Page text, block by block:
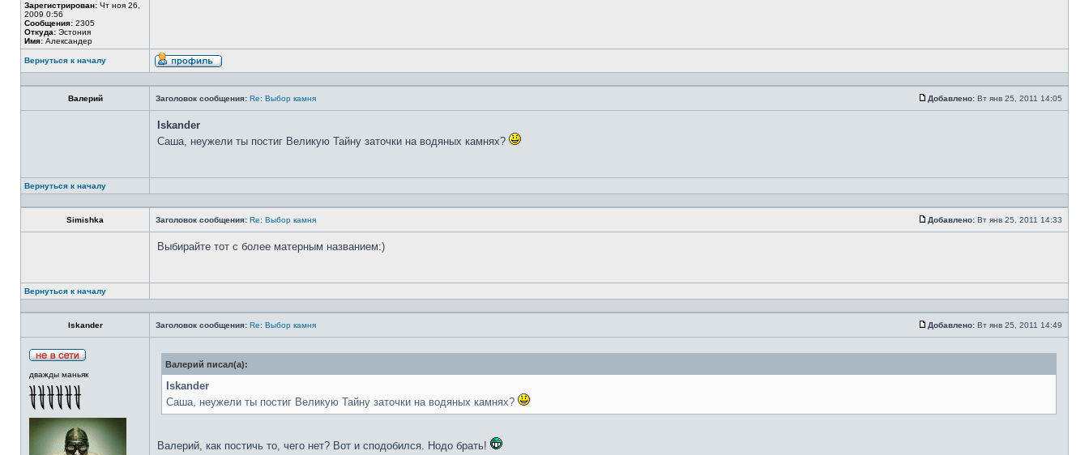
Зарегистрирован: Чт ноя 26,
2009 0:56
Сообщения: 2305
Откуда: Эстония
Имя: Александер
Вернуться к началу
Валерий Заголовок сообщения: Re: Выбор камня Добавлено: Вт янв 25, 2011 14:05
Iskander
Саша, неужели ты постиг Великую Тайну заточки на водяных камнях?
Вернуться к началу
Simishka Заголовок сообщения: Re: Выбор камня Добавлено: Вт янв 25, 2011 14:33
Выбирайте тот с более матерным названием:)
Вернуться к началу
Iskander Заголовок сообщения: Re: Выбор камня Добавлено: Вт янв 25, 2011 14:49
дважды маньяк
Валерий писал(а):
Iskander
Саша, неужели ты постиг Великую Тайну заточки на водяных камнях?
Валерий, как постичь то, чего нет? Вот и сподобился. Нодо брать!